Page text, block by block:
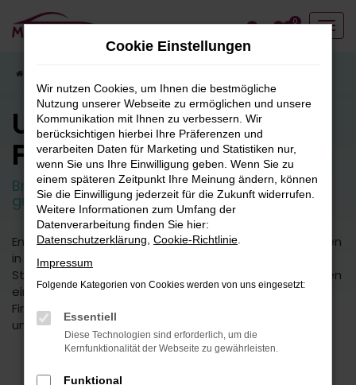
Zum
Hauptinhalt
0
Unser
Fahrzeugbestand
Breite Auswahl an attraktiven Neuwagen und
guten Gebrauchtfahrzeugen.
Entdecken Sie unsere vielfältige Auswahl an Fahrzeugen
in unserem umfangreichen Fuhrpark. Von kleinen
Stadtautos bis hin zu geräumigen SUVs bieten wir Ihnen
eine breite Palette an Fahrzeugmodellen und -typen.
Finden Sie das perfekte Fahrzeug für Ihre Bedürfnisse
und Vorlieben.
Cookie Einstellungen
Wir nutzen Cookies, um Ihnen die bestmögliche
Nutzung unserer Webseite zu ermöglichen und unsere
Kommunikation mit Ihnen zu verbessern. Wir
berücksichtigen hierbei Ihre Präferenzen und
verarbeiten Daten für Marketing und Statistiken nur,
wenn Sie uns Ihre Einwilligung geben. Wenn Sie zu
einem späteren Zeitpunkt Ihre Meinung ändern, können
Sie die Einwilligung jederzeit für die Zukunft widerrufen.
Weitere Informationen zum Umfang der
Datenverarbeitung finden Sie hier:
Datenschutzerklärung Cookie-Richtlinie
Impressum
Folgende Kategorien von Cookies werden von uns eingesetzt:
Essentiell
Diese Technologien sind erforderlich, um die
Kernfunktionalität der Webseite zu gewährleisten.
Funktional